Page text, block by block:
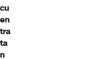
cu
en
tra
ta
n